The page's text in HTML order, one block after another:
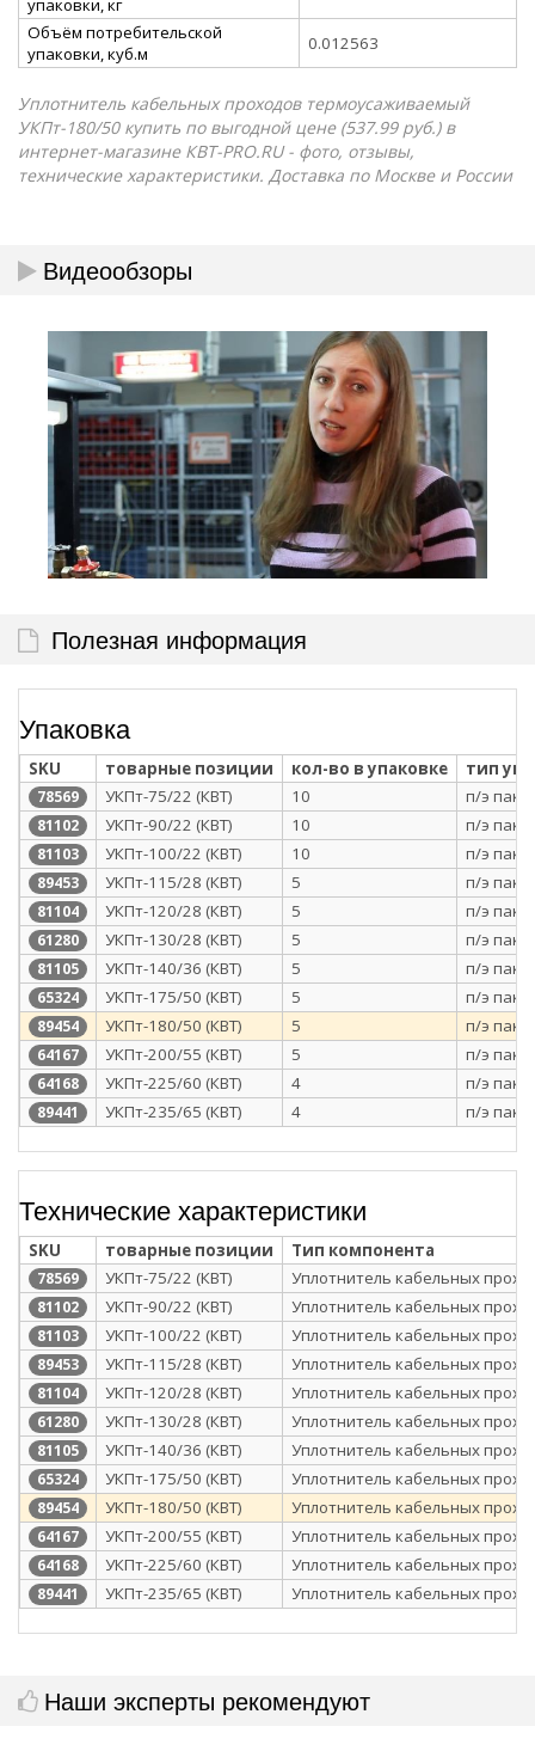
упаковки, кг
Объём потребительской
упаковки, куб.м
0.012563
Уплотнитель кабельных проходов термоусаживаемый
УКПт-180/50 купить по выгодной цене (537.99 руб.) в
интернет-магазине КВТ-PRO.RU - фото, отзывы,
технические характеристики. Доставка по Москве и России
Видеообзоры
Полезная информация
Упаковка
SKU товарные позиции кол-во в упаковке тип
78569 УКПт-75/22 (КВТ) 10 п/э
81102 УКПт-90/22 (КВТ) 10 п/э
81103 УКПт-100/22 (КВТ) 10 п/э
89453 УКПт-115/28 (КВТ) 5 п/э
81104 УКПт-120/28 (КВТ) 5 п/э
61280 УКПт-130/28 (КВТ) 5 п/э
81105 УКПт-140/36 (КВТ) 5 п/э
65324 УКПт-175/50 (КВТ) 5 п/э
89454 УКПт-180/50 (КВТ) 5 п/э
64167 УКПт-200/55 (КВТ) 5 п/э
64168 УКПт-225/60 (КВТ) 4 п/э
89441 УКПт-235/65 (КВТ) 4 п/э
Технические характеристики
SKU товарные позиции Тип компонента
78569 УКПт-75/22 (КВТ) Уплотнитель кабельных
81102 УКПт-90/22 (КВТ) Уплотнитель кабельных
81103 УКПт-100/22 (КВТ) Уплотнитель кабельных
89453 УКПт-115/28 (КВТ) Уплотнитель кабельных
81104 УКПт-120/28 (КВТ) Уплотнитель кабельных
61280 УКПт-130/28 (КВТ) Уплотнитель кабельных
81105 УКПт-140/36 (КВТ) Уплотнитель кабельных
65324 УКПт-175/50 (КВТ) Уплотнитель кабельных
89454 УКПт-180/50 (КВТ) Уплотнитель кабельных
64167 УКПт-200/55 (КВТ) Уплотнитель кабельных
64168 УКПт-225/60 (КВТ) Уплотнитель кабельных
89441 УКПт-235/65 (КВТ) Уплотнитель кабельных
Наши эксперты рекомендуют